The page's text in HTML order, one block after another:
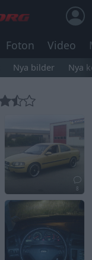
Foton Video
Nya bilder Nya
8